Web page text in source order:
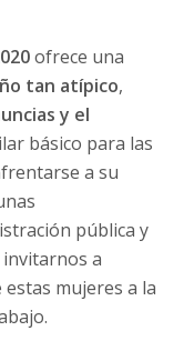
ofrece una
tan atípico,
y el
básico para las
a su
pública y
a
mujeres a la